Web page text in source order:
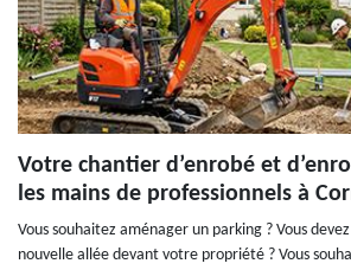
Votre chantier d’enrobé et
les mains de professionnels à
Vous souhaitez aménager un parking ? Vous
nouvelle allée devant votre propriété ? Vous